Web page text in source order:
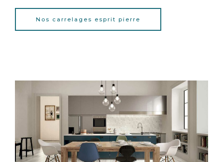
Nos carrelages esprit pierre